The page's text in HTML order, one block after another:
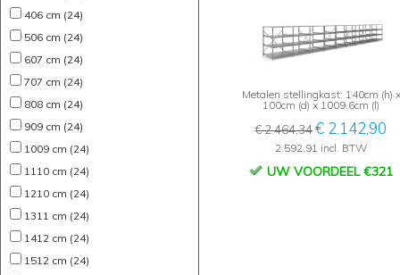
406 cm (24)
506 cm (24)
607 cm (24)
707 cm (24)
808 cm (24)
909 cm (24)
1009 cm (24)
1110 cm (24)
1210 cm (24)
1311 cm (24)
1412 cm (24)
1512 cm (24)
Metalen stellingkast: 140cm (h) x
100cm (d) x 1009.6cm (l)
€ 2.464,34€ 2.142,90
2.592,91 incl. BTW
UW VOORDEEL €321